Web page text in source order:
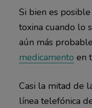
Si bien es
toxina cuando lo
aún más
medicamento en
Casi la mitad de
línea telefónica